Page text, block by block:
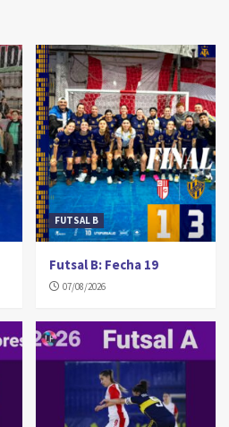
FUTSAL B
Futsal B: Fecha 19
07/08/2026